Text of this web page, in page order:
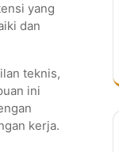
yang
dan
teknis,
ini
kerja.